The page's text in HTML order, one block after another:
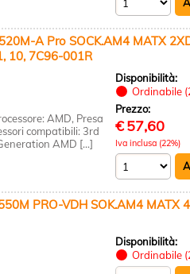
A Pro SOCK.AM4 MATX
10, 7C96-001R
AMD, Presa
compatibili: 3rd
AMD [...]
Disponibilità:
Ordinabile
Prezzo:
€57,60
Iva inclusa (22%)
PRO-VDH SOK.AM4 MATX
Disponibilità:
Ordinabile